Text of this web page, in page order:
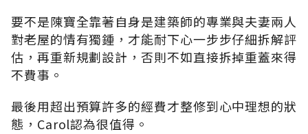
要不是陳寶全靠著自身是建築師的專業與夫妻兩人
對老屋的情有獨鍾，才能耐下心一步步仔細拆解評
估，再重新規劃設計，否則不如直接拆掉重蓋來得
不費事。
最後用超出預算許多的經費才整修到心中理想的狀
態，Carol認為很值得。